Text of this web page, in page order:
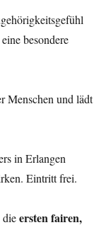
besondere
Menschen und lädt
in Erlangen
Eintritt frei.
dieersten fairen,